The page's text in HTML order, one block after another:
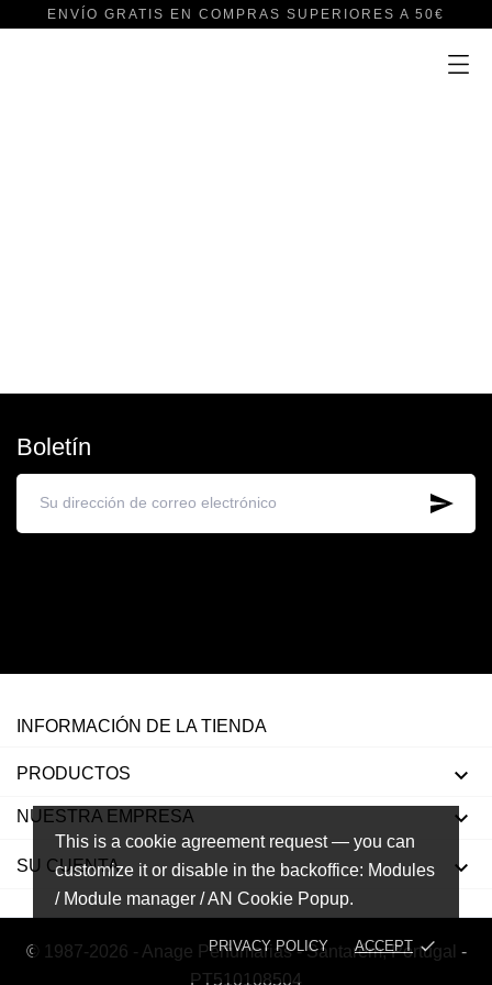
This is a cookie agreement request — you can
customize it or disable in the backoffice: Modules
/ Module manager / AN Cookie Popup.
PRIVACY POLICY ACCEPT done
ENVÍO GRATIS EN COMPRAS SUPERIORES A 50€
Boletín
INFORMACIÓN DE LA TIENDA
PRODUCTOS 
NUESTRA EMPRESA 
SU CUENTA 
© 1987-2026 - Anage Perfumarias - Santarém, Portugal -
PT510108504